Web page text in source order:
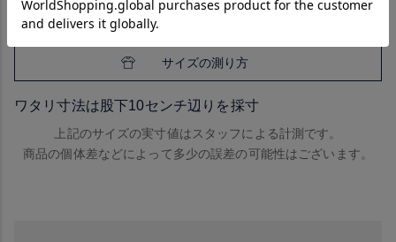
サイズの測り方
ワタリ寸法は股下10センチ辺りを採寸
上記のサイズの実寸値はスタッフによる計測です。
商品の個体差などによって多少の誤差の可能性はございます。